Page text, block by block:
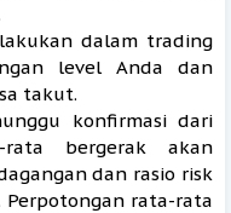
dalam trading
level Anda dan
takut.
konfirmasi dari
rata bergerak akan
dan rasio risk
Perpotongan rata-rata